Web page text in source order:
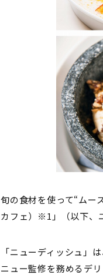
旬の食材を使って“ムー
カフェ）※1」（以下、
「ニューディッシュ」
ニュー監修を務めるデ